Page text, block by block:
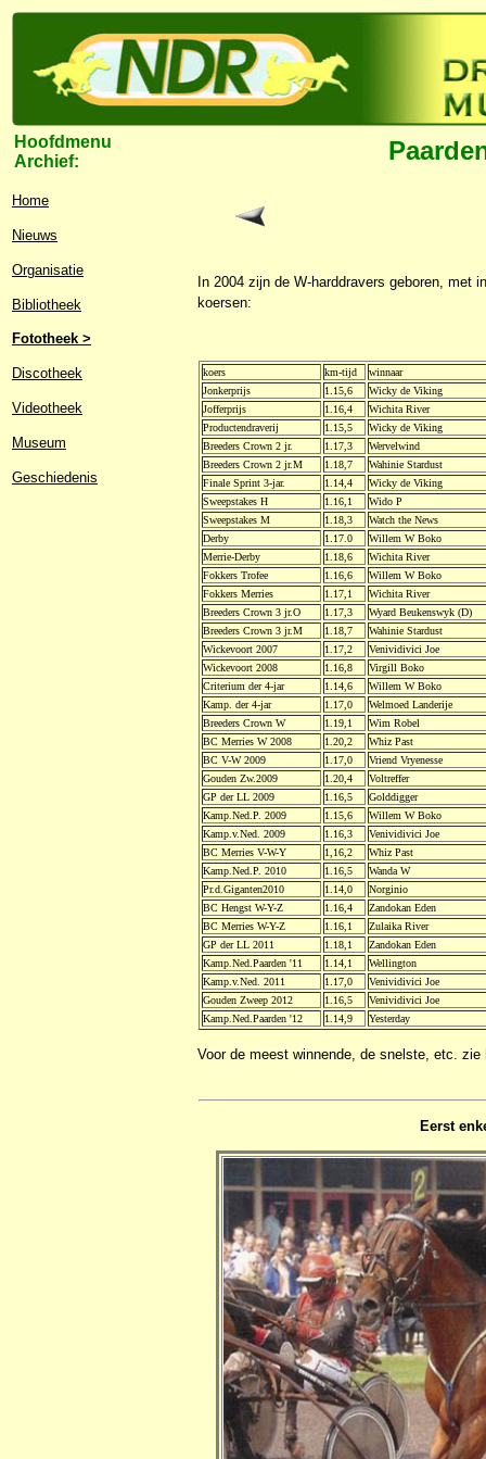
Hoofdmenu
Archief:
Home
Nieuws
Organisatie
Bibliotheek
Fototheek >
Discotheek
Videotheek
Museum
Geschiedenis
In 2004 zijn de W-harddravers geboren, met
koersen:
koers km-tijd
winnaar
Jonkerprijs
1.15,6
Wicky de Viking
Jofferprijs
1.16,4
Wichita River
Productendraverij
1.15,5
Wicky de Viking
Breeders Crown 2 jr.
1.17,3
Wervelwind
Breeders Crown 2 jr.M
1.18,7
Wahinie Stardust
Finale Sprint 3-jar.
1.14,4
Wicky de Viking
Sweepstakes H
1.16,1
Wido P
Sweepstakes M
1.18,3
Watch the News
Derby
1.17.0
Willem W Boko
Merrie-Derby
1.18,6
Wichita River
Fokkers Trofee
1.16,6
Willem W Boko
Fokkers Merries
1.17,1
Wichita River
Breeders Crown 3 jr.O
1.17,3
Wyard Beukenswyk (D)
Breeders Crown 3 jr.M
1.18,7
Wahinie Stardust
Wickevoort 2007
1.17,2
Venividivici Joe
Wickevoort 2008
1.16,8
Virgill Boko
Criterium der 4-jar
1.14,6
Willem W Boko
Kamp. der 4-jar
1.17,0
Welmoed Landerije
Breeders Crown W
1.19,1
Wim Robel
BC Merries W 2008
1.20,2
Whiz Past
BC V-W 2009
1.17,0
Vriend Vryenesse
Gouden Zw.2009
1.20,4
Voltreffer
GP der LL 2009
1.16,5
Golddigger
Kamp.Ned.P. 2009
1.15,6
Willem W Boko
Kamp.v.Ned. 2009
1.16,3
Venividivici Joe
BC Merries V-W-Y
1,16,2
Whiz Past
Kamp.Ned.P. 2010
1.16,5
Wanda W
Pr.d.Giganten2010
1.14,0
Norginio
BC Hengst W-Y-Z
1.16,4
Zandokan Eden
BC Merries W-Y-Z
1.16,1
Zulaika River
GP der LL 2011
1.18,1
Zandokan Eden
Kamp.Ned.Paarden '11
1.14,1
Wellington
Kamp.v.Ned. 2011
1.17,0
Venividivici Joe
Gouden Zweep 2012
1.16,5
Venividivici Joe
Kamp.Ned.Paarden '12
1.14,9 Yesterday
Voor de meest winnende, de snelste, etc.
Eerst